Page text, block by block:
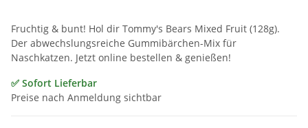
Fruchtig & bunt! Hol dir Tommy's Bears Mixed Fruit (128g).
Der abwechslungsreiche Gummibärchen-Mix für
Naschkatzen. Jetzt online bestellen & genießen!
✅ Sofort Lieferbar
Preise nach Anmeldung sichtbar